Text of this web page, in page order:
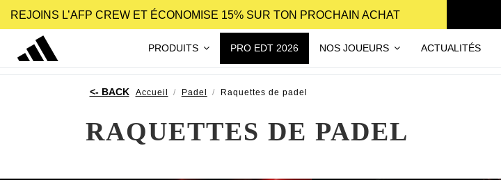
REJOINS L’AFP CREW ET ÉCONOMISE 15% SUR TON PROCHAIN ACHAT
PRODUITS PRO EDT 2026 NOS JOUEURS ACTUALITÉS
Accueil Padel Raquettes de padel
RAQUETTES DE PADEL